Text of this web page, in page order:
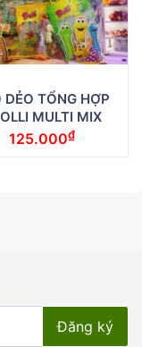
DẺO TỔNG HỢP
MULTI MIX
125.000₫